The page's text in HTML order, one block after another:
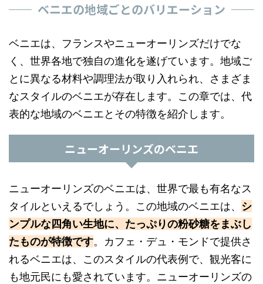
ベニエの地域ごとのバリエーション
ベニエは、フランスやニューオーリンズだけでな
く、世界各地で独自の進化を遂げています。地域ご
とに異なる材料や調理法が取り入れられ、さまざま
なスタイルのベニエが存在します。この章では、代
表的な地域のベニエとその特徴を紹介します。
ニューオーリンズのベニエ
ニューオーリンズのベニエは、世界で最も有名なス
タイルといえるでしょう。この地域のベニエは、 シ
ンプルな四角い生地に、たっぷりの粉砂糖をまぶし
たものが特徴です。カフェ・デュ・モンドで提供さ
れるベニエは、このスタイルの代表例で、観光客に
も地元民にも愛されています。ニューオーリンズの